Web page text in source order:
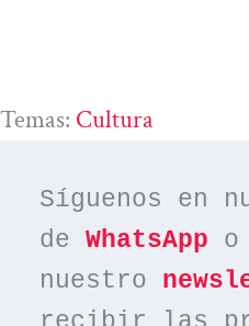
Temas: Cultura
Síguenos en
de WhatsApp o
nuestro